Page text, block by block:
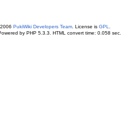
PukiWiki Developers Team. License is GPL
by PHP 5.3.3. HTML convert time: 0.058 sec.